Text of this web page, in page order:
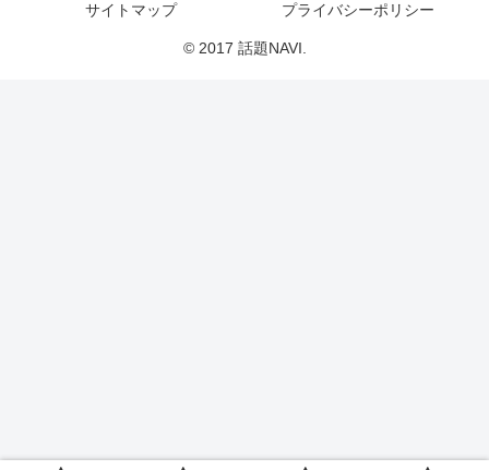
サイトマップ
プライバシーポリシー
© 2017 話題NAVI.